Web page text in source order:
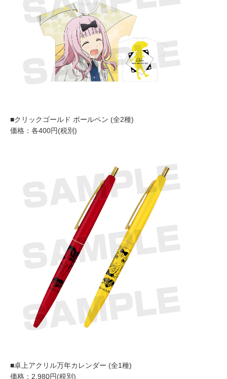
■クリックゴールド ボールペン (全2種)
価格：各400円(税別)
■卓上アクリル万年カレンダー (全1種)
価格：2,980円(税別)